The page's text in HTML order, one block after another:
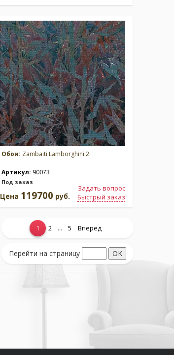
Обои: Zambaiti Lamborghini 2
Артикул: 90073
Под заказ
Задать вопрос
Быстрый заказ
Цена 119700 руб.
1 2 ... 5 Вперед
Перейти на страницу